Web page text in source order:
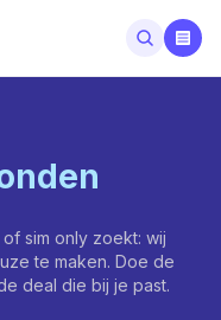
sim only zoekt: wij
te maken. Doe de
deal die bij je past.